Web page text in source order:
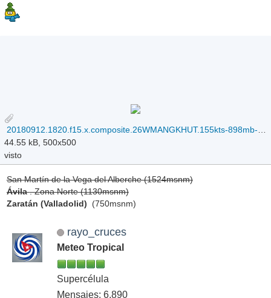
44.55 kB, 500x500
visto
San Martín de la Vega del Alberche (1524msnm)
Ávila. Zona Norte (1130msnm)
Zaratán (Valladolid) (750msnm)
rayo_cruces
Meteo Tropical
Supercélula
Mensajes: 6,890